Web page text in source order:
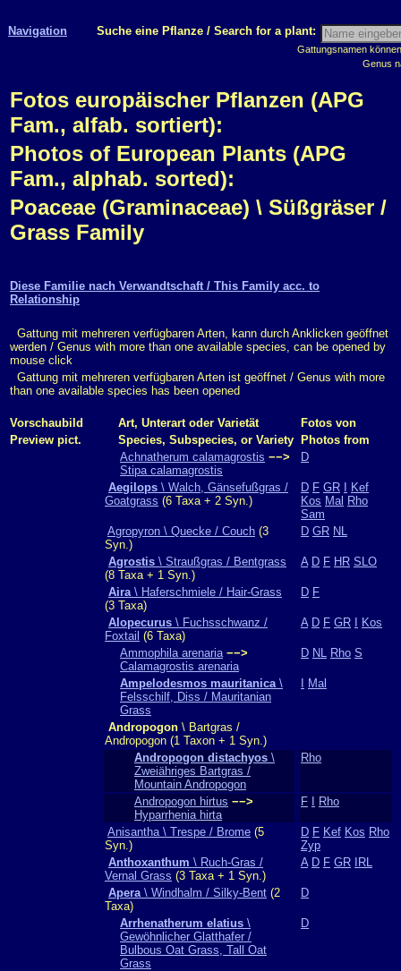
Navigation Suche eine Pflanze / Search for a plant:
Gattungsnamen
Genus
Fotos europäischer Pflanzen (APG
Fam., alfab. sortiert):
Photos of European Plants (APG
Fam., alphab. sorted):
Poaceae (Graminaceae) \ Süßgräser /
Grass Family
Diese Familie nach Verwandtschaft / This Family acc. to
Relationship
Gattung mit mehreren verfügbaren Arten, kann durch Anklicken geöffnet
werden / Genus with more than one available species, can be opened by
mouse click
Gattung mit mehreren verfügbaren Arten ist geöffnet / Genus with more
than one available species has been opened
Vorschaubild Art, Unterart oder Varietät
Fotos von
Preview pict.
Species, Subspecies, or Variety
Photos from
Achnatherum calamagrostis −−>
Stipa calamagrostis
D
Aegilops \ Walch, Gänsefußgras /
Goatgrass (6 Taxa + 2 Syn.)
D F GR
Kef
Kos Mal Rho
Sam
Agropyron \ Quecke / Couch (3
Syn.)
D GR NL
Agrostis \ Straußgras / Bentgrass
(8 Taxa + 1 Syn.)
A D F HR SLO
Aira\ Haferschmiele / Hair-Grass
(3 Taxa)
D F
Alopecurus \ Fuchsschwanz /
Foxtail (6 Taxa)
A D F GR Kos
Ammophila arenaria −−>
Calamagrostis arenaria
D NL Rho S
Ampelodesmos mauritanica\
Felsschilf, Diss / Mauritanian
Grass
Mal
Andropogon \ Bartgras /
Andropogon (1 Taxon + 1 Syn.)
Andropogon distachyos \
Zweiähriges Bartgras /
Mountain Andropogon
Rho
Andropogon hirtus −−>
Hyparrhenia hirta
F Rho
Anisantha \ Trespe / Brome (5
Syn.)
D F Kef Kos Rho
Zyp
Anthoxanthum \ Ruch-Gras /
Vernal Grass (3 Taxa + 1 Syn.)
A D F GR IRL
Apera\ Windhalm / Silky-Bent (2
Taxa)
D
Arrhenatherum elatius \
Gewöhnlicher Glatthafer /
Bulbous Oat Grass, Tall Oat
Grass
D